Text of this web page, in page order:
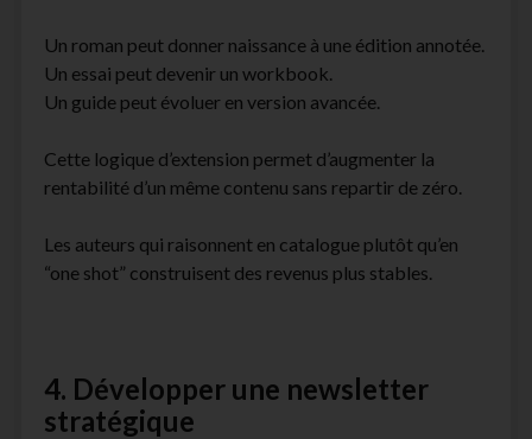
Un roman peut donner naissance à une édition annotée.
Un essai peut devenir un workbook.
Un guide peut évoluer en version avancée.
Cette logique d’extension permet d’augmenter la
rentabilité d’un même contenu sans repartir de zéro.
Les auteurs qui raisonnent en catalogue plutôt qu’en
“one shot” construisent des revenus plus stables.
4. Développer une newsletter
stratégique